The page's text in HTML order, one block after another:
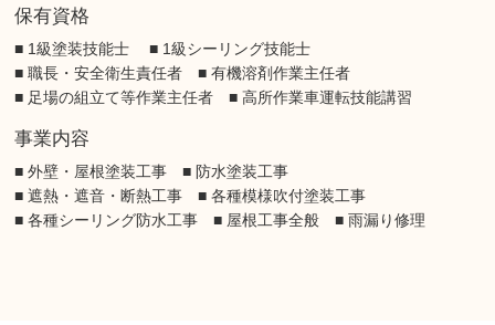
保有資格
■ 1級塗装技能士 ■ 1級シーリング技能士
■ 職長・安全衛生責任者 ■ 有機溶剤作業主任者
■ 足場の組立て等作業主任者 ■ 高所作業車運転技能講習
事業内容
■ 外壁・屋根塗装工事 ■ 防水塗装工事
■ 遮熱・遮音・断熱工事 ■ 各種模様吹付塗装工事
■ 各種シーリング防水工事 ■ 屋根工事全般 ■ 雨漏り修理